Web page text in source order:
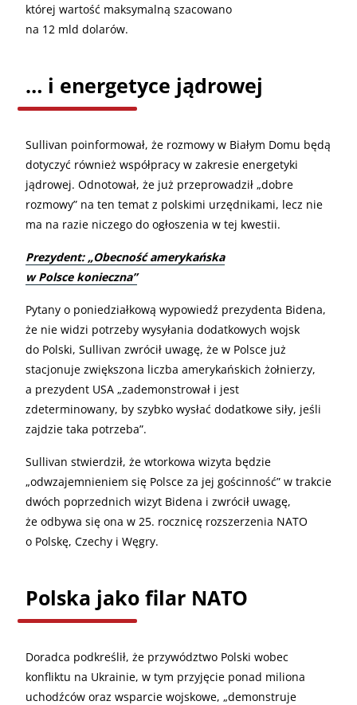
której wartość maksymalną szacowano
na 12 mld dolarów.
… i energetyce jądrowej
Sullivan poinformował, że rozmowy w Białym Domu będą
dotyczyć również współpracy w zakresie energetyki
jądrowej. Odnotował, że już przeprowadził „dobre
rozmowy” na ten temat z polskimi urzędnikami, lecz nie
ma na razie niczego do ogłoszenia w tej kwestii.
Prezydent: „Obecność amerykańska
w Polsce konieczna”
Pytany o poniedziałkową wypowiedź prezydenta Bidena,
że nie widzi potrzeby wysyłania dodatkowych wojsk
do Polski, Sullivan zwrócił uwagę, że w Polsce już
stacjonuje zwiększona liczba amerykańskich żołnierzy,
a prezydent USA „zademonstrował i jest
zdeterminowany, by szybko wysłać dodatkowe siły, jeśli
zajdzie taka potrzeba”.
Sullivan stwierdził, że wtorkowa wizyta będzie
„odwzajemnieniem się Polsce za jej gościnność” w trakcie
dwóch poprzednich wizyt Bidena i zwrócił uwagę,
że odbywa się ona w 25. rocznicę rozszerzenia NATO
o Polskę, Czechy i Węgry.
Polska jako filar NATO
Doradca podkreślił, że przywództwo Polski wobec
konfliktu na Ukrainie, w tym przyjęcie ponad miliona
uchodźców oraz wsparcie wojskowe, „demonstruje